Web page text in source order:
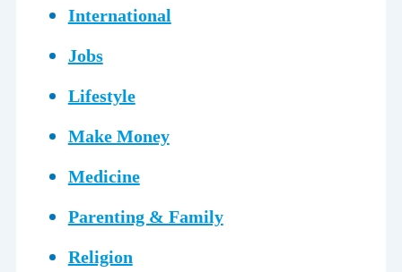
International
Jobs
Lifestyle
Make Money
Medicine
Parenting & Family
Religion